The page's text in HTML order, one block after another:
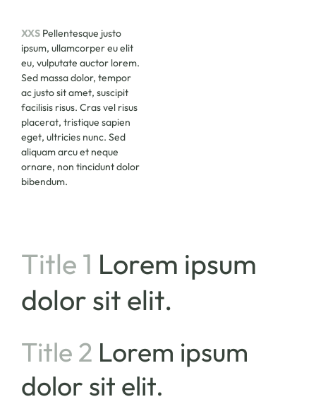
XXS Pellentesque justo
ipsum, ullamcorper eu elit
eu, vulputate auctor lorem.
Sed massa dolor, tempor
ac justo sit amet, suscipit
facilisis risus. Cras vel risus
placerat, tristique sapien
eget, ultricies nunc. Sed
aliquam arcu et neque
ornare, non tincidunt dolor
bibendum.
Title 1 Lorem ipsum
dolor sit elit.
Title 2 Lorem ipsum
dolor sit elit.